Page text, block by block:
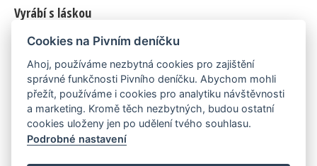
Vyrábí s láskou
© 2010–2026 byLukáš Zemanaka Emka
Máme rádi
Pivní.info
Poznámka pod čarou
Cookies na Pivním deníčku
Ahoj, používáme nezbytná cookies pro zajištění
správné funkčnosti Pivního deníčku. Abychom mohli
přežít, používáme i cookies pro analytiku návštěvnosti
a marketing. Kromě těch nezbytných, budou ostatní
cookies uloženy jen po udělení tvého souhlasu.
Podrobné nastavení